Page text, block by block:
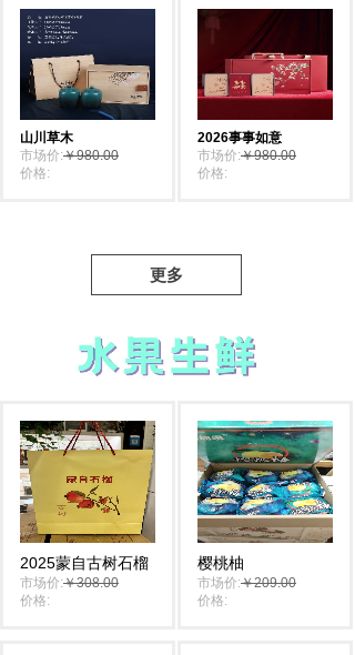
山川草木
市场价:￥980.00
价格:
2026事事如意
市场价:￥980.00
价格:
更多
2025蒙自古树石榴
市场价:￥308.00
价格:
樱桃柚
市场价:￥209.00
价格: